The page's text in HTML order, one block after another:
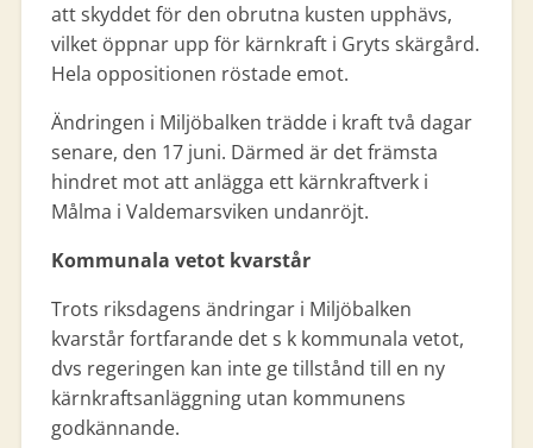
att skyddet för den obrutna kusten upphävs,
vilket öppnar upp för kärnkraft i Gryts skärgård.
Hela oppositionen röstade emot.
Ändringen i Miljöbalken trädde i kraft två dagar
senare, den 17 juni. Därmed är det främsta
hindret mot att anlägga ett kärnkraftverk i
Målma i Valdemarsviken undanröjt.
Kommunala vetot kvarstår
Trots riksdagens ändringar i Miljöbalken
kvarstår fortfarande det s k kommunala vetot,
dvs regeringen kan inte ge tillstånd till en ny
kärnkraftsanläggning utan kommunens
godkännande.